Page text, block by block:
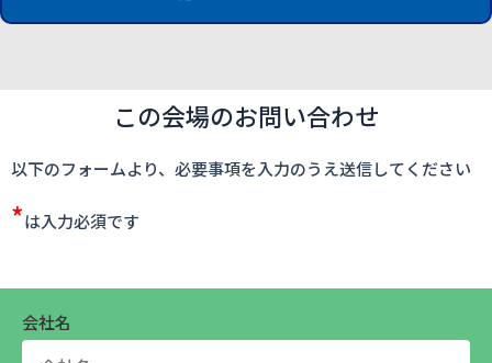
この会場のお問い合わせ
以下のフォームより、必要事項を入力のうえ送信してください
*は入力必須です
会社名